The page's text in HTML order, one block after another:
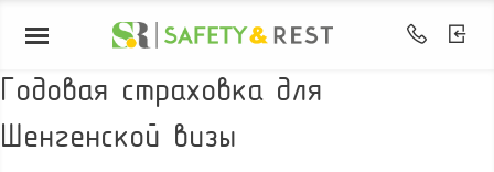
Годовая страховка для
Шенгенской визы